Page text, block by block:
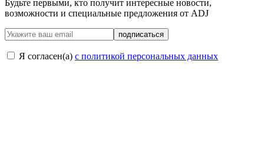
Будьте первыми, кто получит интересные новости,
возможности и специальные предложения от ADJ
подписаться
Я согласен(a) с политикой персональных данных